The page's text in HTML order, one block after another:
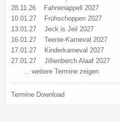
28.11.26
Fahnenappell 2027
10.01.27
Frühschoppen 2027
13.01.27 Jeck is Jeil 2027
16.01.27 Teenie-Karneval 2027
17.01.27
Kinderkarneval 2027
27.01.27 Jillienberch Alaaf 2027
... weitere Termine zeigen
Termine Download